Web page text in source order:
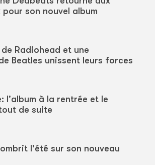
son nouvel album
Radiohead et une
Beatles unissent leurs forces
l'album à la rentrée et le
de suite
l'été sur son nouveau